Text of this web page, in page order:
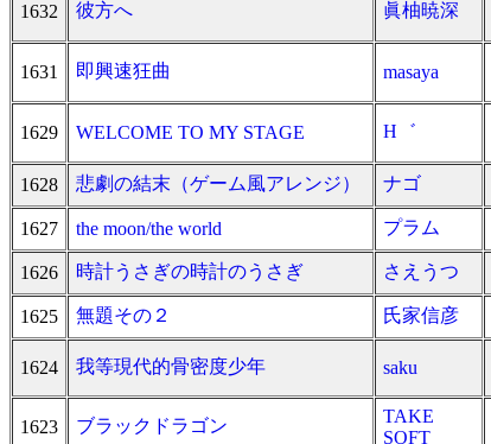
1632 彼方へ 眞柚暁深
1631 即興速狂曲 masaya
1629 WELCOME TO MY STAGE H゛
1628 悲劇の結末（ゲーム風アレンジ） ナゴ
1627 the moon/the world プラム
1626 時計うさぎの時計のうさぎ さえうつ
1625 無題その２ 氏家信彦
1624 我等現代的骨密度少年 saku
1623 ブラックドラゴン
TAKE
SOFT